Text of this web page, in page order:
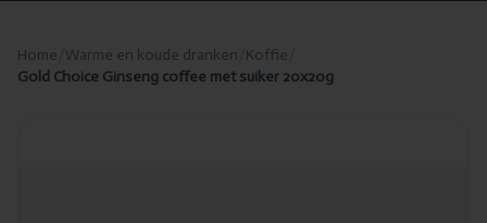
Home Warme en koude dranken Koffie
Gold Choice Ginseng coffee met suiker 20x20g